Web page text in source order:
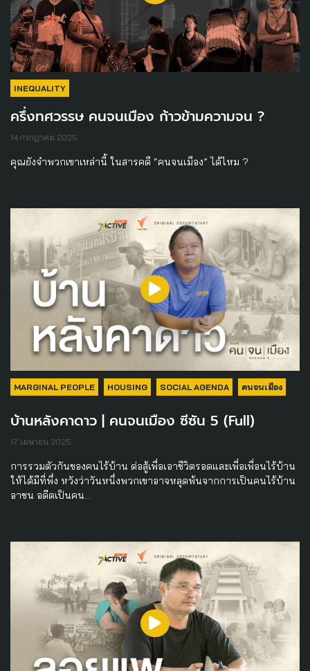
INEQUALITY
ครึ่งทศวรรษ คนจนเมือง ก้าวข้ามความจน ?
14 กรกฎาคม 2025
คุณยังจำพวกเขาเหล่านี้ ในสารคดี “คนจนเมือง” ได้ไหม ?
MARGINAL PEOPLE HOUSING SOCIAL AGENDA คนจนเมือง
บ้านหลังคาดาว | คนจนเมือง ซีซัน 5 (Full)
17 เมษายน 2025
การรวมตัวกันของคนไร้บ้าน ต่อสู้เพื่อเอาชีวิตรอดและเพื่อเพื่อนไร้บ้าน
ให้ได้มีที่พึ่ง หวังว่าวันหนึ่งพวกเขาอาจหลุดพ้นจากการเป็นคนไร้บ้าน
อาชน อดีตเป็นคน…